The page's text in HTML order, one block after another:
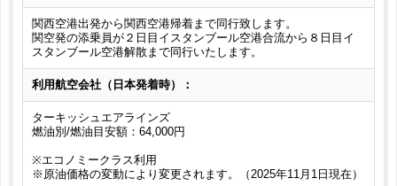
関西空港出発から関西空港帰着まで同行致します。
関空発の添乗員が２日目イスタンブール空港合流から８日目イ
スタンブール空港解散まで同行いたします。
利用航空会社（日本発着時）：
ターキッシュエアラインズ
燃油別/燃油目安額：64,000円
※エコノミークラス利用
※原油価格の変動により変更されます。（2025年11月1日現在）